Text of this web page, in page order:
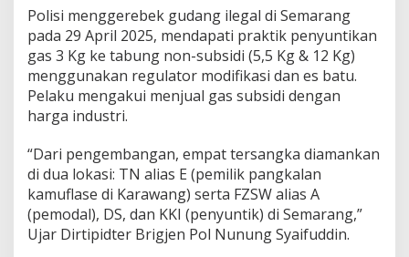
l
k
a
n
B
i
s
I
l
g
a
Polisi menggerebek gudang ilegal di Semarang
pada 29 April 2025, mendapati praktik penyuntikan
gas 3 Kg ke tabung non-subsidi (5,5 Kg & 12 Kg)
menggunakan regulator modifikasi dan es batu.
Pelaku mengakui menjual gas subsidi dengan
harga industri.
“Dari pengembangan, empat tersangka diamankan
di dua lokasi: TN alias E (pemilik pangkalan
kamuflase di Karawang) serta FZSW alias A
(pemodal), DS, dan KKI (penyuntik) di Semarang,”
Ujar Dirtipidter Brigjen Pol Nunung Syaifuddin.